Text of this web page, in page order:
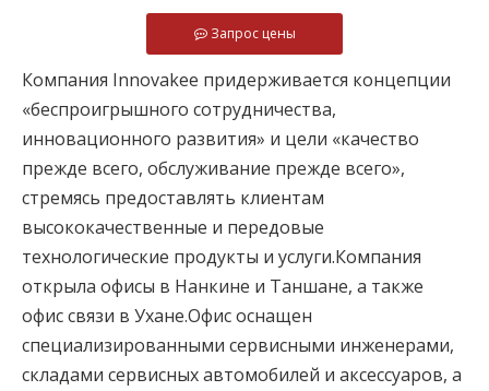
Запрос цены
Компания Innovakee придерживается концепции
«беспроигрышного сотрудничества,
инновационного развития» и цели «качество
прежде всего, обслуживание прежде всего»,
стремясь предоставлять клиентам
высококачественные и передовые
технологические продукты и услуги.Компания
открыла офисы в Нанкине и Таншане, а также
офис связи в Ухане.Офис оснащен
специализированными сервисными инженерами,
складами сервисных автомобилей и аксессуаров, а